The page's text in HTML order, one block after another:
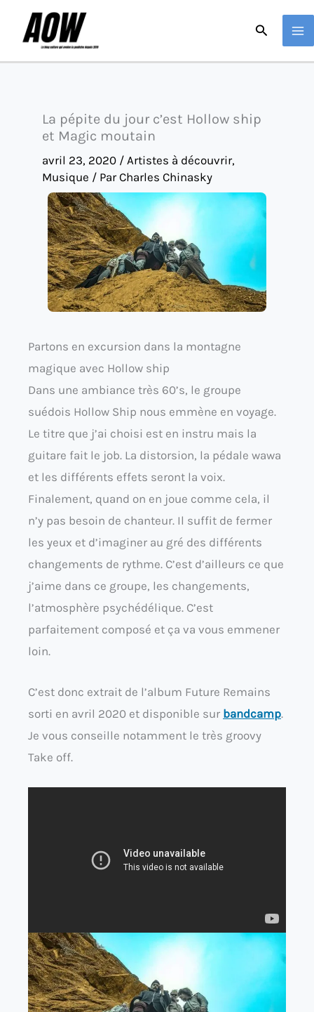
La pépite du jour c’est Hollow ship
et Magic moutain
avril 23, 2020 / Artistes à découvrir,
Musique / ParCharles Chinasky
Partons en excursion dans la montagne
magique avec Hollow ship
Dans une ambiance très 60’s, le groupe
suédois Hollow Ship nous emmène en voyage.
Le titre que j’ai choisi est en instru mais la
guitare fait le job. La distorsion, la pédale wawa
et les différents effets seront la voix.
Finalement, quand on en joue comme cela, il
n’y pas besoin de chanteur. Il suffit de fermer
les yeux et d’imaginer au gré des différents
changements de rythme. C’est d’ailleurs ce que
j’aime dans ce groupe, les changements,
l’atmosphère psychédélique. C’est
parfaitement composé et ça va vous emmener
loin.
C’est donc extrait de l’album Future Remains
sorti en avril 2020 et disponible sur bandcamp.
Je vous conseille notamment le très groovy
Take off.